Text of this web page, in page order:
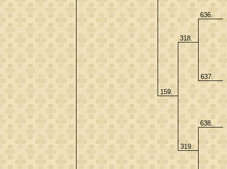
159.
318.
636.
637.
319.
638.